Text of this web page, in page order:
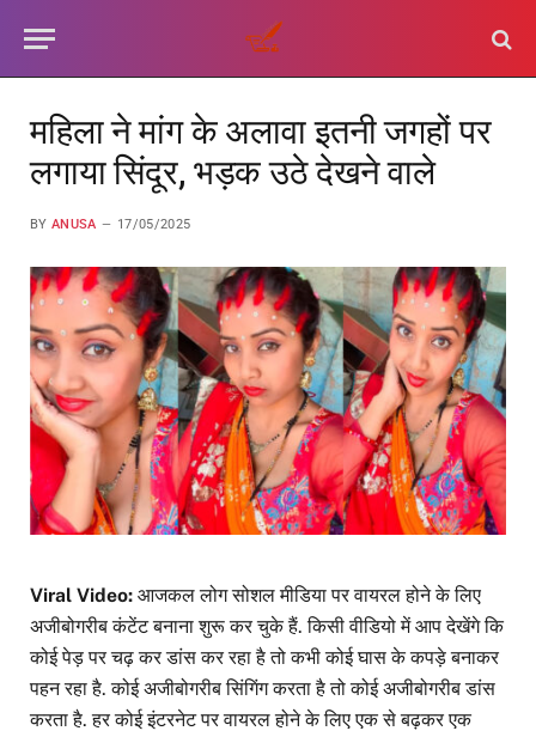
महिला ने मांग के अलावा इतनी जगहों पर
लगाया सिंदूर, भड़क उठे देखने वाले
BY ANUSA 17/05/2025
Viral Video: आजकल लोग सोशल मीडिया पर वायरल होने के लिए
अजीबोगरीब कंटेंट बनाना शुरू कर चुके हैं. किसी वीडियो में आप देखेंगे कि
कोई पेड़ पर चढ़ कर डांस कर रहा है तो कभी कोई घास के कपड़े बनाकर
पहन रहा है. कोई अजीबोगरीब सिंगिंग करता है तो कोई अजीबोगरीब डांस
करता है. हर कोई इंटरनेट पर वायरल होने के लिए एक से बढ़कर एक